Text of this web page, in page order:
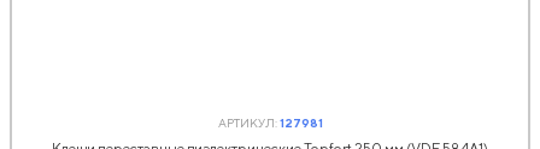
АРТИКУЛ:127981